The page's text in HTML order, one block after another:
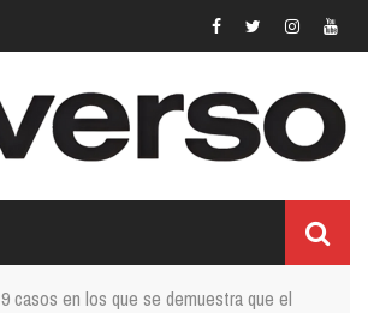
9 casos en los que se demuestra que el